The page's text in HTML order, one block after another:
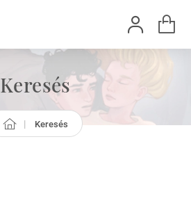
Keresés
h
Keresés